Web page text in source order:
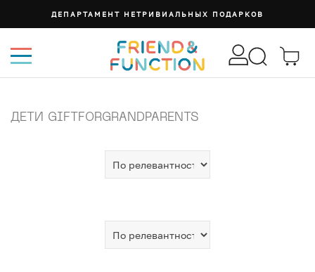
ДЕПАРТАМЕНТ НЕТРИВИАЛЬНЫХ ПОДАРКОВ
ДЕТИ GIFTFORGRANDPARENTS